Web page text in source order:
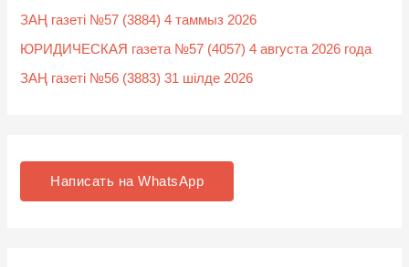
ЗАҢ газеті №57 (3884) 4 таммыз 2026
ЮРИДИЧЕСКАЯ газета №57 (4057) 4 августа 2026 года
ЗАҢ газеті №56 (3883) 31 шілде 2026
Написать на WhatsApp